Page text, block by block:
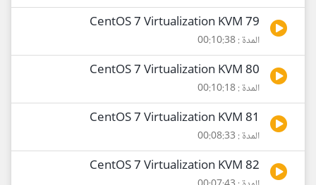
79 CentOS 7 Virtualization KVM
المدة : 00:10:38
80 CentOS 7 Virtualization KVM
المدة : 00:10:18
81 CentOS 7 Virtualization KVM
المدة : 00:08:33
82 CentOS 7 Virtualization KVM